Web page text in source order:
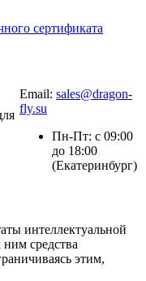
сертификата
Email: sales@dragon-
fly.su
Пн-Пт: с 09:00
до 18:00
(Екатеринбург)
интеллектуальной
средства
этим,